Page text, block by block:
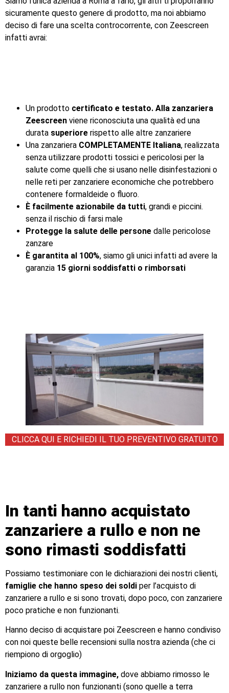
sicuramente questo genere di prodotto, ma noi abbiamo
deciso di fare una scelta controcorrente, con Zeescreen
infatti avrai:
Un prodotto certificato e testato. Alla zanzariera
Zeescreen viene riconosciuta una qualità ed una
durata superiore rispetto alle altre zanzariere
Una zanzariera COMPLETAMENTE Italiana, realizzata
senza utilizzare prodotti tossici e pericolosi per la
salute come quelli che si usano nelle disinfestazioni o
nelle reti per zanzariere economiche che potrebbero
contenere formaldeide o fluoro.
È facilmente azionabile da tutti, grandi e piccini.
senza il rischio di farsi male
Protegge la salute delle persone dalle pericolose
zanzare
È garantita al 100%, siamo gli unici infatti ad avere la
garanzia 15 giorni soddisfatti o rimborsati
CLICCA QUI E RICHIEDI IL TUO PREVENTIVO GRATUITO
In tanti hanno acquistato
zanzariere a rullo e non ne
sono rimasti soddisfatti
Possiamo testimoniare con le dichiarazioni dei nostri clienti,
famiglie che hanno speso dei soldi per l’acquisto di
zanzariere a rullo e si sono trovati, dopo poco, con zanzariere
poco pratiche e non funzionanti.
Hanno deciso di acquistare poi Zeescreen e hanno condiviso
con noi queste belle recensioni sulla nostra azienda (che ci
riempiono di orgoglio)
Iniziamo da questa immagine, dove abbiamo rimosso le
zanzariere a rullo non funzionanti (sono quelle a terra